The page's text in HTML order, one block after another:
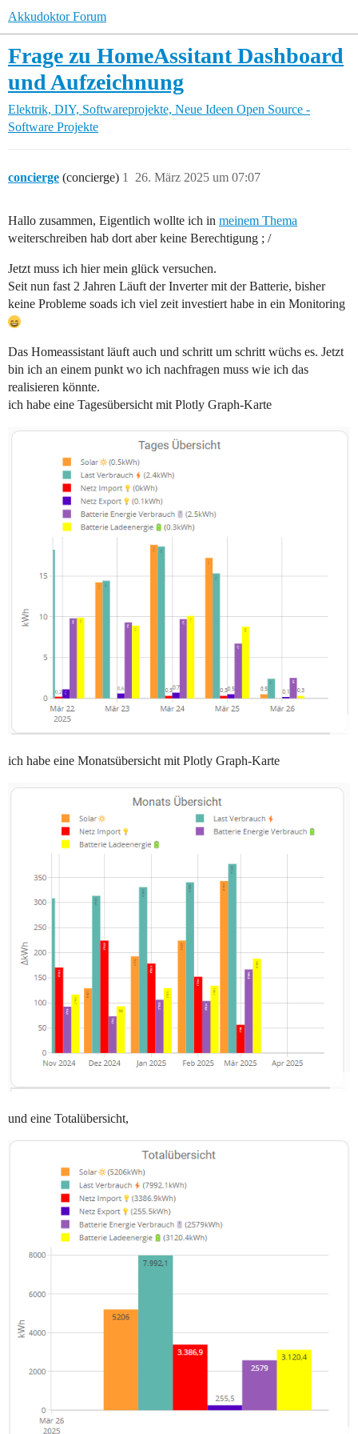
Akkudoktor Forum
Frage zu HomeAssitant Dashboard
und Aufzeichnung
Elektrik, DIY, Softwareprojekte, Neue Ideen Open Source -
Software Projekte
concierge (concierge) 26. März 2025 um 07:07
1
Hallo zusammen, Eigentlich wollte ich in meinem Thema
weiterschreiben hab dort aber keine Berechtigung ; /
Jetzt muss ich hier mein glück versuchen.
Seit nun fast 2 Jahren Läuft der Inverter mit der Batterie, bisher
keine Probleme soads ich viel zeit investiert habe in ein Monitoring
Das Homeassistant läuft auch und schritt um schritt wüchs es. Jetzt
bin ich an einem punkt wo ich nachfragen muss wie ich das
realisieren könnte.
ich habe eine Tagesübersicht mit Plotly Graph-Karte
ich habe eine Monatsübersicht mit Plotly Graph-Karte
und eine Totalübersicht,